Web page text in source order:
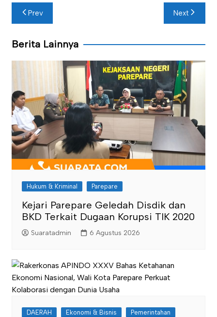
Navigasi
pos
Prev Next
Berita Lainnya
Hukum & Kriminal Parepare
Kejari Parepare Geledah Disdik dan
BKD Terkait Dugaan Korupsi TIK 2020
Suaratadmin 6 Agustus 2026
DAERAH Ekonomi & Bisnis Pemerintahan